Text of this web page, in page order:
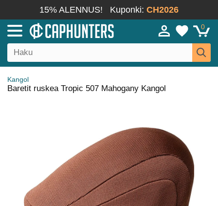
15% ALENNUS! Kuponki: CH2026
0
Kangol
Baretit ruskea Tropic 507 Mahogany Kangol